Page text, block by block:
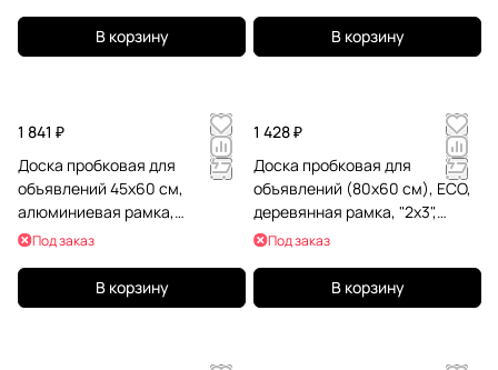
В корзину В корзину
1 841 ₽
Доска пробковая для
объявлений 45х60 см,
алюминиевая рамка,
BRAUBERG Extra, 238307
Под заказ
В корзину
1 428 ₽
Доска пробковая для
объявлений (80x60 см), ECO,
деревянная рамка, "2х3",
TC86/C
Под заказ
В корзину